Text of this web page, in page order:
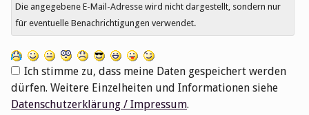
Die angegebene E-Mail-Adresse wird nicht dargestellt, sondern nur
für eventuelle Benachrichtigungen verwendet.
Ich stimme zu, dass meine Daten gespeichert werden
dürfen. Weitere Einzelheiten und Informationen siehe
Datenschutzerklärung / Impressum.